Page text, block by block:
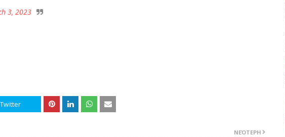
3, 2023
Twitter
ΝΕΌΤΕΡΗ